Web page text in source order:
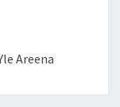
Areena